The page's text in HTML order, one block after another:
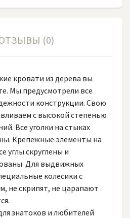
(0)
кровати из дерева вы
Мы предусмотрели все
конструкции. Свою
с высокой степенью
Все уголки на стыках
Крепежные элементы на
углы скруглены и
Для выдвижных
колесики с
не скрипят, не царапают
знатоков и любителей